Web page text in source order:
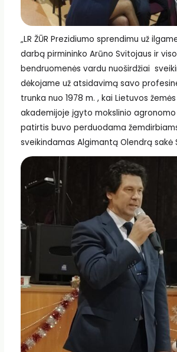
„LR ŽŪR Prezidiumo sprendimu už
darbą pirmininko Arūno Svitojaus ir
bendruomenės vardu nuoširdžiai
dėkojame už atsidavimą savo
trunka nuo 1978 m. , kai Lietuvos
akademijoje įgyto mokslinio agronomo
patirtis buvo perduodama
sveikindamas Algimantą Olendrą sakė